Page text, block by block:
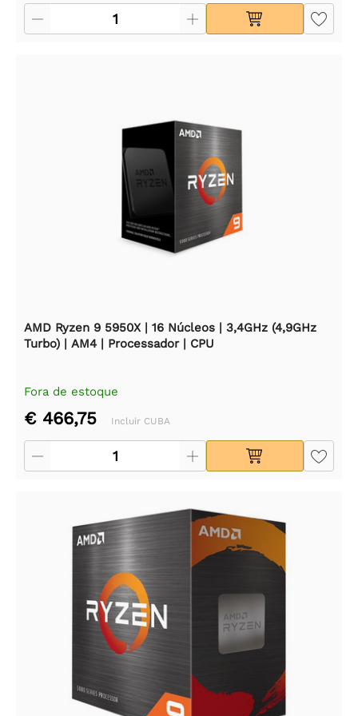
AMD Ryzen 9 5950X | 16 Núcleos | 3,4GHz (4,9GHz
Turbo) | AM4 | Processador | CPU
Fora de estoque
€ 466,75 Incluir CUBA